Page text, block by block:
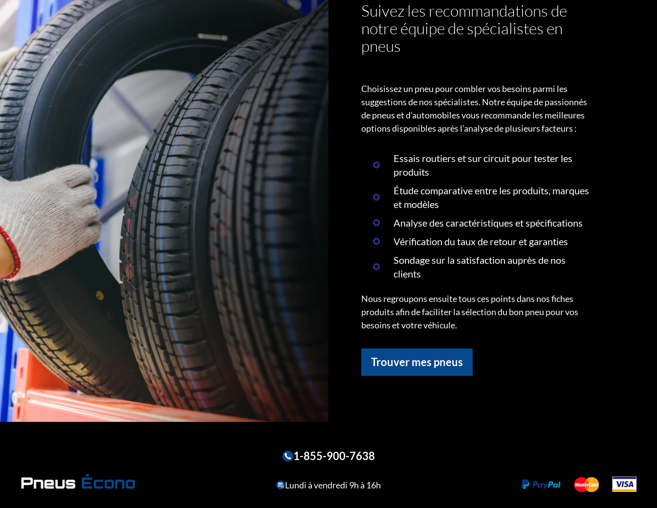
Suivez les recommandations de
notre équipe de spécialistes en
pneus
Choisissez un pneu pour combler vos besoins parmi les
suggestions de nos spécialistes. Notre équipe de passionnés
de pneus et d’automobiles vous recommande les meilleures
options disponibles après l’analyse de plusieurs facteurs :
Essais routiers et sur circuit pour tester les
produits
Étude comparative entre les produits, marques
et modèles
Analyse des caractéristiques et spécifications
Vérification du taux de retour et garanties
Sondage sur la satisfaction auprès de nos
clients
Nous regroupons ensuite tous ces points dans nos fiches
produits afin de faciliter la sélection du bon pneu pour vos
besoins et votre véhicule.
Trouver mes pneus
1-855-900-7638
Lundi à vendredi 9h à 16h